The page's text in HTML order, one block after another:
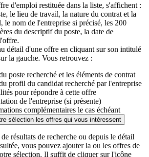
d'emploi restituée dans la liste, s'affichent :
le lieu de travail, la nature du contrat et la
le nom de l'entreprise si précisé, les 200
du descriptif du poste, la date de
détail d'une offre en cliquant sur son intitulé
la gauche. Vous retrouvez :
poste recherché et les éléments de contrat
profil du candidat recherché par l'entreprise
pour répondre à cette offre
de l'entreprise (si présente)
complémentaires le cas échéant
sélection les offres qui vous intéressent
résultats de recherche ou depuis le détail
vous pouvez ajouter la ou les offres de
sélection. Il suffit de cliquer sur l'icône